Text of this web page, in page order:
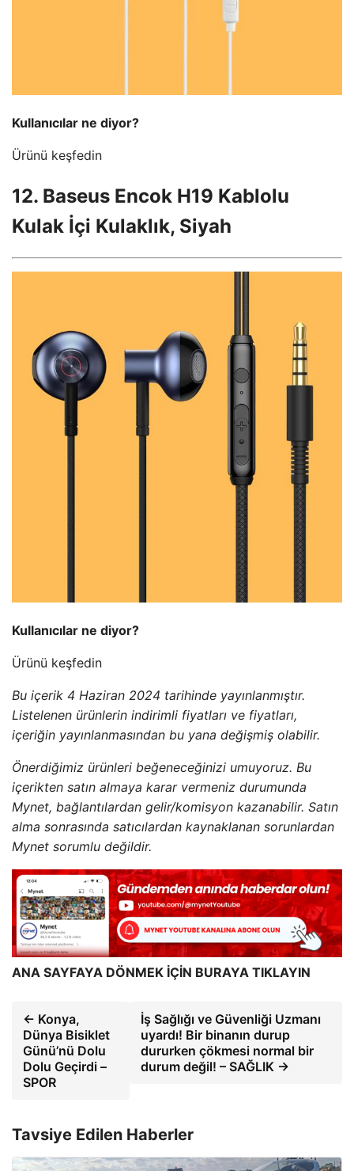
Kullanıcılar ne diyor?
Ürünü keşfedin
12. Baseus Encok H19 Kablolu
Kulak İçi Kulaklık, Siyah
Kullanıcılar ne diyor?
Ürünü keşfedin
Bu içerik 4 Haziran 2024 tarihinde yayınlanmıştır.
Listelenen ürünlerin indirimli fiyatları ve fiyatları,
içeriğin yayınlanmasından bu yana değişmiş olabilir.
Önerdiğimiz ürünleri beğeneceğinizi umuyoruz. Bu
içerikten satın almaya karar vermeniz durumunda
Mynet, bağlantılardan gelir/komisyon kazanabilir. Satın
alma sonrasında satıcılardan kaynaklanan sorunlardan
Mynet sorumlu değildir.
ANA SAYFAYA DÖNMEK İÇİN BURAYA TIKLAYIN
← Konya,
Dünya Bisiklet
Günü’nü Dolu
Dolu Geçirdi –
SPOR
İş Sağlığı ve Güvenliği Uzmanı
uyardı! Bir binanın durup
dururken çökmesi normal bir
durum değil! – SAĞLIK →
Tavsiye Edilen Haberler